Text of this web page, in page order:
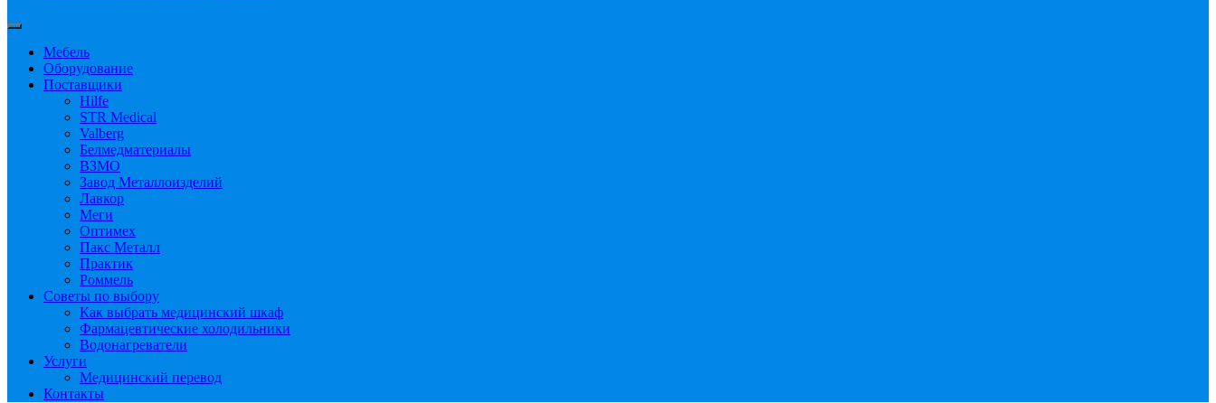
Мебель
Оборудование
Поставщики
Hilfe
STR Medical
Valberg
Белмедматериалы
ВЗМО
Завод Металлоизделий
Лавкор
Меги
Оптимех
Пакс Металл
Практик
Роммель
Советы по выбору
Как выбрать медицинский шкаф
Фармацевтические холодильники
Водонагреватели
Услуги
Медицинский перевод
Контакты